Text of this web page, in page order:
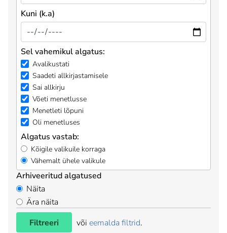
Kuni (k.a)
Sel vahemikul algatus:
Avalikustati
Saadeti allkirjastamisele
Sai allkirju
Võeti menetlusse
Menetleti lõpuni
Oli menetluses
Algatus vastab:
Kõigile valikuile korraga
Vähemalt ühele valikule
Arhiveeritud algatused
Näita
Ära näita
Filtreeri
või eemalda filtrid.